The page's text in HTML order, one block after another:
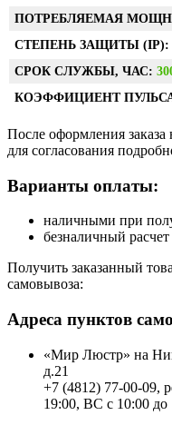
ПОТРЕБЛЯЕМАЯ
СТЕПЕНЬ ЗАЩИТЫ (IP):
СРОК СЛУЖБЫ, ЧАС:
КОЭФФИЦИЕНТ
После оформления заказа
для согласования
Варианты оплаты:
наличными при
безналичный
Получить заказанный
самовывоза:
Адреса пунктов
«Мир Люстр» на
д.21
+7 (4812) 77-00-09,
19:00, ВС с 10:00 до